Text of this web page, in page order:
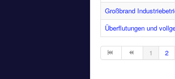
Großbrand
Überflutungen und
1 2